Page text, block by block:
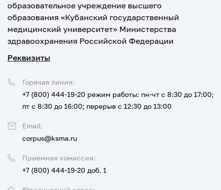
образовательное учреждение высшего
образования «Кубанский государственный
медицинский университет» Министерства
здравоохранения Российской Федерации
Реквизиты
Приемная комиссия:
+7 (800) 444-19-20 доб. 1
Горячая линия:
+7 (800) 444-19-20 режим работы: пн-чт с 8:30 до 17:00;
пт с 8:30 до 16:00; перерыв с 12:30 до 13:00
Email:
corpus@ksma.ru